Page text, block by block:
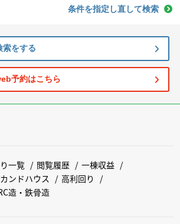
条件を指定し直して検索
索をする
予約はこちら
一覧 閲覧履歴
一棟収益
ンドハウス
高利回り
造・鉄骨造